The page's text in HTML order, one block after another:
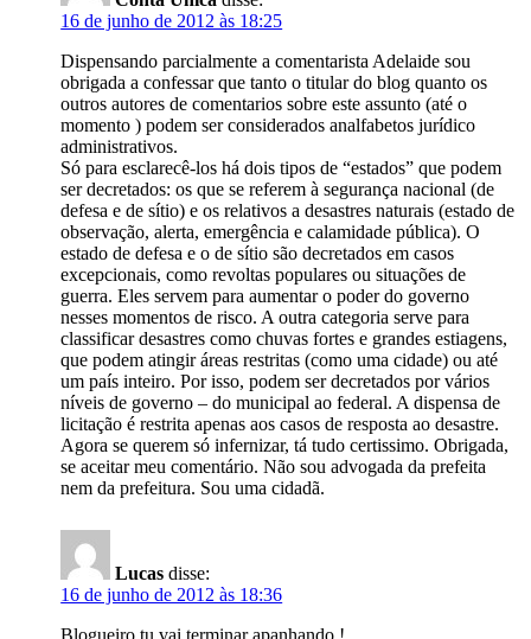
16 de junho de 2012 às 18:25
Dispensando parcialmente a comentarista Adelaide sou
obrigada a confessar que tanto o titular do blog quanto os
outros autores de comentarios sobre este assunto (até o
momento ) podem ser considerados analfabetos jurídico
administrativos.
Só para esclarecê-los há dois tipos de “estados” que podem
ser decretados: os que se referem à segurança nacional (de
defesa e de sítio) e os relativos a desastres naturais (estado de
observação, alerta, emergência e calamidade pública). O
estado de defesa e o de sítio são decretados em casos
excepcionais, como revoltas populares ou situações de
guerra. Eles servem para aumentar o poder do governo
nesses momentos de risco. A outra categoria serve para
classificar desastres como chuvas fortes e grandes estiagens,
que podem atingir áreas restritas (como uma cidade) ou até
um país inteiro. Por isso, podem ser decretados por vários
níveis de governo – do municipal ao federal. A dispensa de
licitação é restrita apenas aos casos de resposta ao desastre.
Agora se querem só infernizar, tá tudo certissimo. Obrigada,
se aceitar meu comentário. Não sou advogada da prefeita
nem da prefeitura. Sou uma cidadã.
Lucas disse:
16 de junho de 2012 às 18:36
Blogueiro tu vai terminar apanhando !